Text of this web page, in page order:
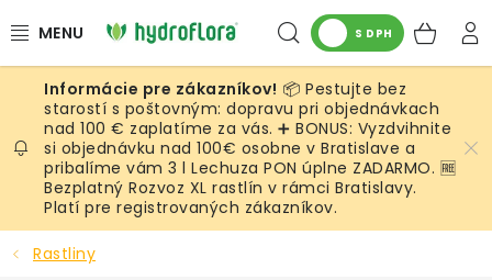
na
Hľadať
S DPH
RASTLINY
UMELÉ RASTLINY
KVETINÁČE
SUBSTRÁTY A PRÍSLUŠENSTVO
📦 Pestujte bez
starostí s poštovným: dopravu pri objednávkach
nad 100 € zaplatíme za vás. ➕ BONUS: Vyzdvihnite
si objednávku nad 100€ osobne v Bratislave a
pribalíme vám 3 l Lechuza PON úplne ZADARMO. 🆓
Bezplatný Rozvoz XL rastlín v rámci Bratislavy.
Platí pre registrovaných zákazníkov.
Rastliny